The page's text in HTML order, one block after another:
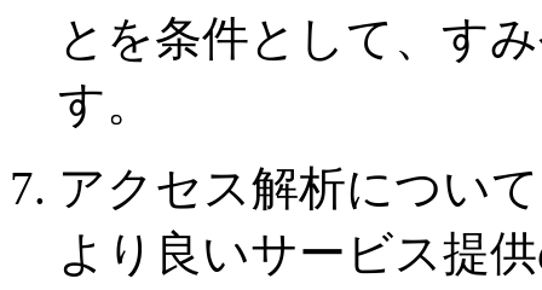
とを条件として、す
す。
7. アクセス解析について
より良いサービス提